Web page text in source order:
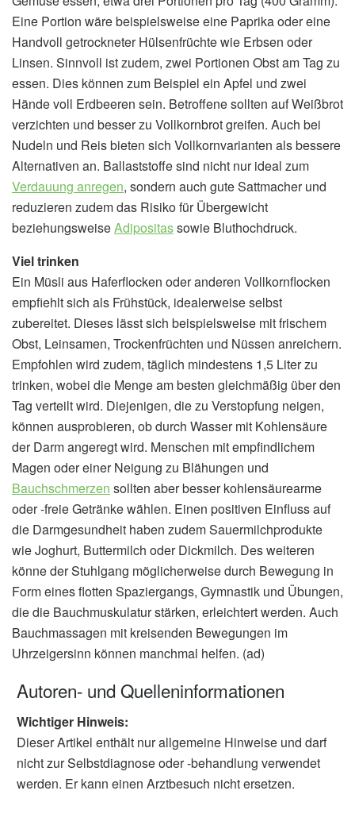
Eine Portion wäre beispielsweise eine Paprika oder eine
Handvoll getrockneter Hülsenfrüchte wie Erbsen oder
Linsen. Sinnvoll ist zudem, zwei Portionen Obst am Tag zu
essen. Dies können zum Beispiel ein Apfel und zwei
Hände voll Erdbeeren sein. Betroffene sollten auf Weißbrot
verzichten und besser zu Vollkornbrot greifen. Auch bei
Nudeln und Reis bieten sich Vollkornvarianten als bessere
Alternativen an. Ballaststoffe sind nicht nur ideal zum
Verdauung anregen, sondern auch gute Sattmacher und
reduzieren zudem das Risiko für Übergewicht
beziehungsweiseAdipositassowie Bluthochdruck.
Viel trinken
Ein Müsli aus Haferflocken oder anderen Vollkornflocken
empfiehlt sich als Frühstück, idealerweise selbst
zubereitet. Dieses lässt sich beispielsweise mit frischem
Obst, Leinsamen, Trockenfrüchten und Nüssen anreichern.
Empfohlen wird zudem, täglich mindestens 1,5 Liter zu
trinken, wobei die Menge am besten gleichmäßig über den
Tag verteilt wird. Diejenigen, die zu Verstopfung neigen,
können ausprobieren, ob durch Wasser mit Kohlensäure
der Darm angeregt wird. Menschen mit empfindlichem
Magen oder einer Neigung zu Blähungen und
Bauchschmerzen sollten aber besser kohlensäurearme
oder -freie Getränke wählen. Einen positiven Einfluss auf
die Darmgesundheit haben zudem Sauermilchprodukte
wie Joghurt, Buttermilch oder Dickmilch. Des weiteren
könne der Stuhlgang möglicherweise durch Bewegung in
Form eines flotten Spaziergangs, Gymnastik und Übungen,
die die Bauchmuskulatur stärken, erleichtert werden. Auch
Bauchmassagen mit kreisenden Bewegungen im
Uhrzeigersinn können manchmal helfen. (ad)
Autoren- und Quelleninformationen
Wichtiger Hinweis:
Dieser Artikel enthält nur allgemeine Hinweise und darf
nicht zur Selbstdiagnose oder -behandlung verwendet
werden. Er kann einen Arztbesuch nicht ersetzen.